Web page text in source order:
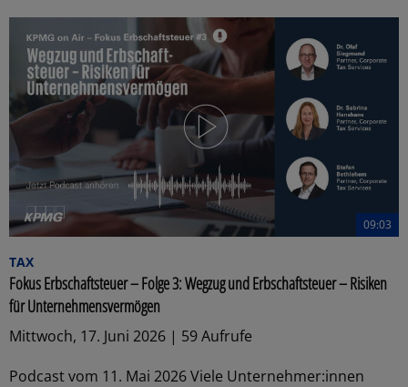
09:03
TAX
Fokus Erbschaftsteuer – Folge 3: Wegzug und Erbschaftsteuer – Risiken
für Unternehmensvermögen
Mittwoch, 17. Juni 2026 | 59 Aufrufe
Podcast vom 11. Mai 2026 Viele Unternehmer:innen